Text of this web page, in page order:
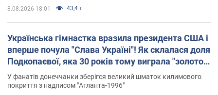
8.08.2026 18:01 43,4 т.
Українська гімнастка вразила президента США і
вперше почула "Слава Україні"! Як склалася доля
Подкопаєвої, яка 30 років тому виграла "золото"
Олімпіади
У фанатів донеччанки зберігся великий шматок килимового
покриття з надписом "Атланта-1996"